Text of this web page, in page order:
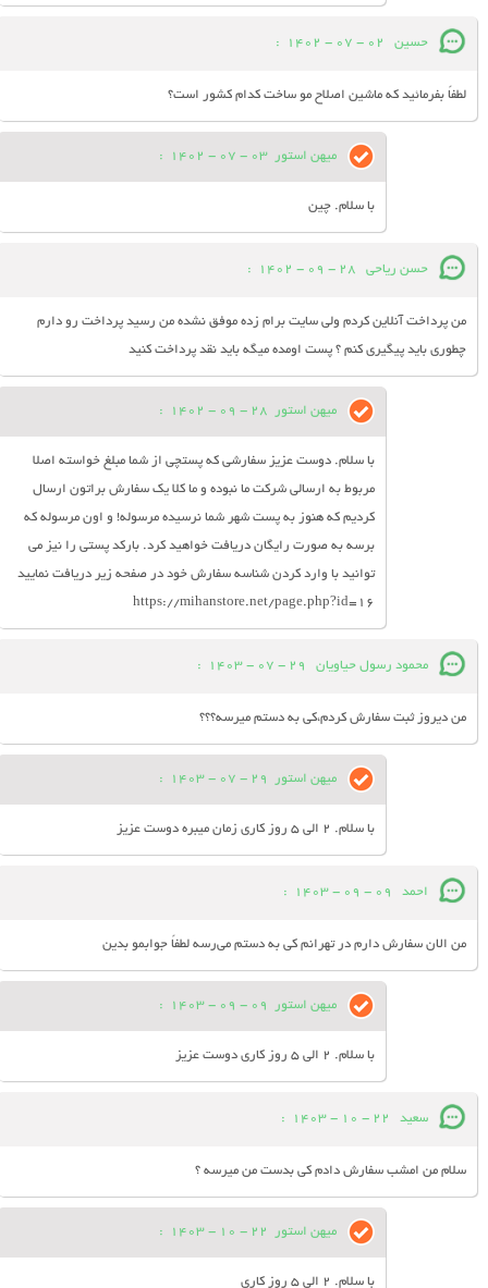
حسین 02 - 07 - 1402
:
لطفاً بفرمائید که ماشین اصلاح مو ساخت کدام کشور است؟
میهن استور 03 - 07 - 1402
:
با سلام. چین
حسن ریاحی 28 - 09 - 1402
:
من پرداخت آنلاین کردم ولی سایت برام زده موفق نشده من رسید پرداخت رو دارم
چطوری باید پیگیری کنم ؟ پست اومده میگه باید نقد پرداخت کنید
میهن استور 28 - 09 - 1402
:
با سلام. دوست عزیز سفارشی که پستچی از شما مبلغ خواسته اصلا
مربوط به ارسالی شرکت ما نبوده و ما کلا یک سفارش براتون ارسال
کردیم که هنوز به پست شهر شما نرسیده مرسوله! و اون مرسوله که
برسه به صورت رایگان دریافت خواهید کرد. بارکد پستی را نیز می
توانید با وارد کردن شناسه سفارش خود در صفحه زیر دریافت نمایید
https://mihanstore.net/page.php?id=16
محمود رسول حیاویان 29 - 07 - 1403
:
من دیروز ثبت سفارش کردم،کی به دستم میرسه؟؟؟
میهن استور 29 - 07 - 1403
:
با سلام. 2 الی 5 روز کاری زمان میبره دوست عزیز
احمد 09 - 09 - 1403
:
من الان سفارش دارم در تهرانم کی به دستم می‌رسه لطفاً جوابمو بدین
میهن استور 09 - 09 - 1403
:
با سلام. 2 الی 5 روز کاری دوست عزیز
سعید 22 - 10 - 1403
:
سلام من امشب سفارش دادم کی بدست من میرسه ؟
میهن استور 22 - 10 - 1403
:
با سلام. 2 الی 5 روز کاری